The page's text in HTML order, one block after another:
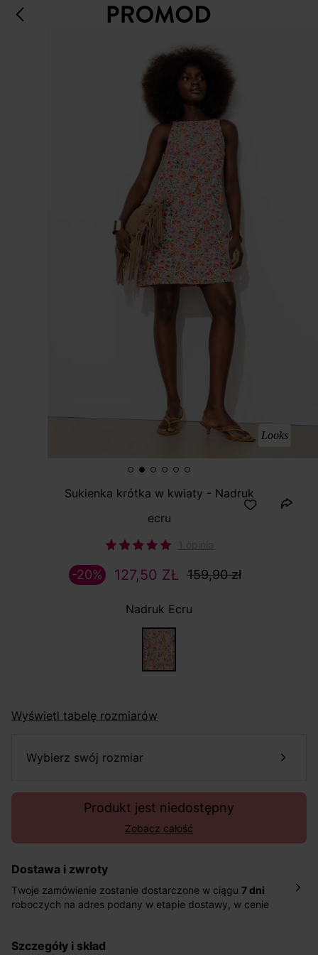
Looks
Sukienka krótka w kwiaty - Nadruk
ecru
127,50 ZŁ 159,90 zł
-20%
Nadruk Ecru
Wyświetl tabelę rozmiarów
wybierz swój rozmiar
Produkt jest niedostępny
Zobacz całość
Dostawa i zwroty
Twoje zamówienie zostanie dostarczone w ciągu 7 dni
roboczych na adres podany w etapie dostawy, w cenie
pośrednictwem DHL Express.
szczegóły i skład